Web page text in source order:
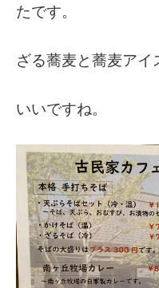
たです。
ざる蕎麦と蕎麦アイ
いいですね。